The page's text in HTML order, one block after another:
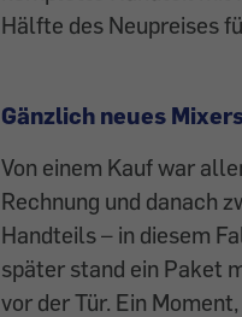
Hälfte des Neupreises
Gänzlich neues
Von einem Kauf war
Rechnung und danach
Handteils – in diesem
später stand ein Paket
vor der Tür. Ein